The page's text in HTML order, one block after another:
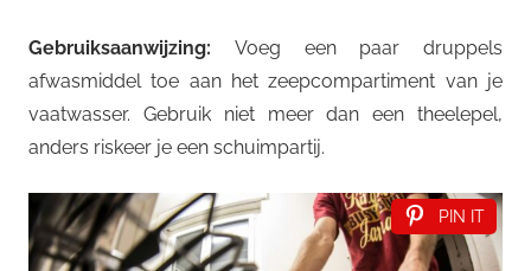
Gebruiksaanwijzing: Voeg een paar druppels
afwasmiddel toe aan het zeepcompartiment van je
vaatwasser. Gebruik niet meer dan een theelepel,
anders riskeer je een schuimpartij.
PIN IT